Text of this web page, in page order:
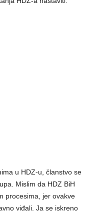
u HDZ-u, članstvo se
Mislim da HDZ BiH
procesima, jer ovakve
viđali. Ja se iskreno